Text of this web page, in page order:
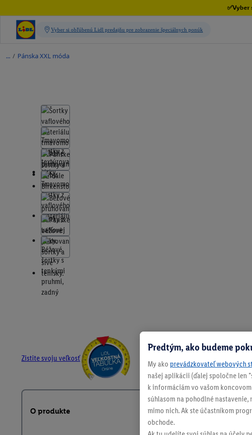
✅Vyber
/ Pánska XXL móda
Zistite svoju veľkosť
O produkte
Predtým, ako budeme
My ako prevádzkovateľ webových
našej aplikácii (ďalej spoločne len
k informáciám vo vašom
súhlasom na pohodlné
mimo nich. Ak ste účastníkom
obchode.